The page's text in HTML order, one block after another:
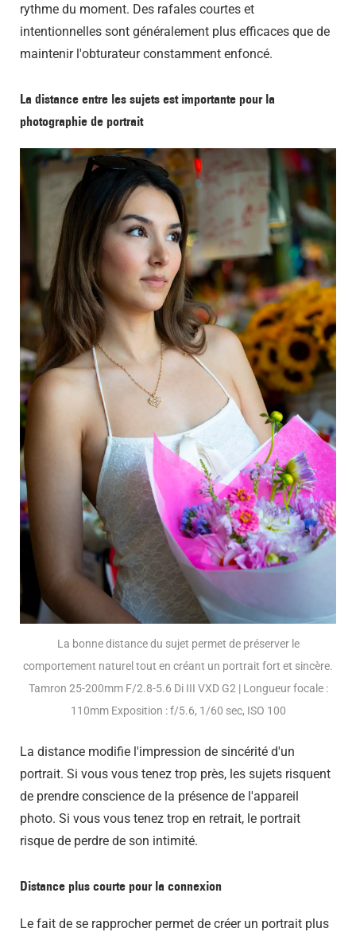
rythme du moment. Des rafales courtes et
intentionnelles sont généralement plus efficaces que de
maintenir l'obturateur constamment enfoncé.
La distance entre les sujets est importante pour la
photographie de portrait
La bonne distance du sujet permet de préserver le
comportement naturel tout en créant un portrait fort et sincère.
Tamron 25-200mm F/2.8-5.6 Di III VXD G2 | Longueur focale :
110mm Exposition : f/5.6, 1/60 sec, ISO 100
La distance modifie l'impression de sincérité d'un
portrait. Si vous vous tenez trop près, les sujets risquent
de prendre conscience de la présence de l'appareil
photo. Si vous vous tenez trop en retrait, le portrait
risque de perdre de son intimité.
Distance plus courte pour la connexion
Le fait de se rapprocher permet de créer un portrait plus